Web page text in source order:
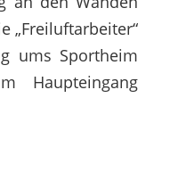
„Freiluftarbeiter“
ums Sportheim
Haupteingang